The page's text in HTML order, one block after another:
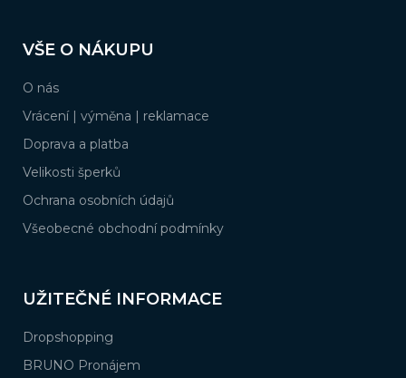
pVŠE O NÁKUPU
O nás
Vrácení | výměna | reklamace
Doprava a platba
Velikosti šperků
Ochrana osobních údajů
Všeobecné obchodní podmínky
UŽITEČNÉ INFORMACE
Dropshopping
BRUNO Pronájem